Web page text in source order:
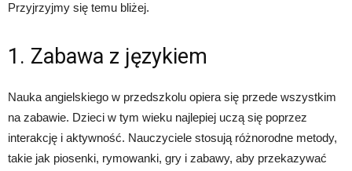
Przyjrzyjmy się temu bliżej.
1. Zabawa z językiem
Nauka angielskiego w przedszkolu opiera się przede wszystkim
na zabawie. Dzieci w tym wieku najlepiej uczą się poprzez
interakcję i aktywność. Nauczyciele stosują różnorodne metody,
takie jak piosenki, rymowanki, gry i zabawy, aby przekazywać